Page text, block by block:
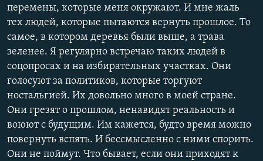
перемены, которые меня окружают. И мне жаль
тех людей, которые пытаются вернуть прошлое. То
самое, в котором деревья были выше, а трава
зеленее. Я регулярно встречаю таких людей в
соцопросах и на избирательных участках. Они
голосуют за политиков, которые торгуют
ностальгией. Их довольно много в моей стране.
Они грезят о прошлом, ненавидят реальность и
воюют с будущим. Им кажется, будто время можно
повернуть вспять. И бессмысленно с ними спорить.
Они не поймут. Что бывает, если они приходят к